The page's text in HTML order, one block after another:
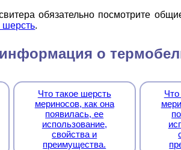
обязательно посмотрите
.
о
Что такое шерсть
мериносов, как она
появилась, ее
использование,
свойства и
преимущества.